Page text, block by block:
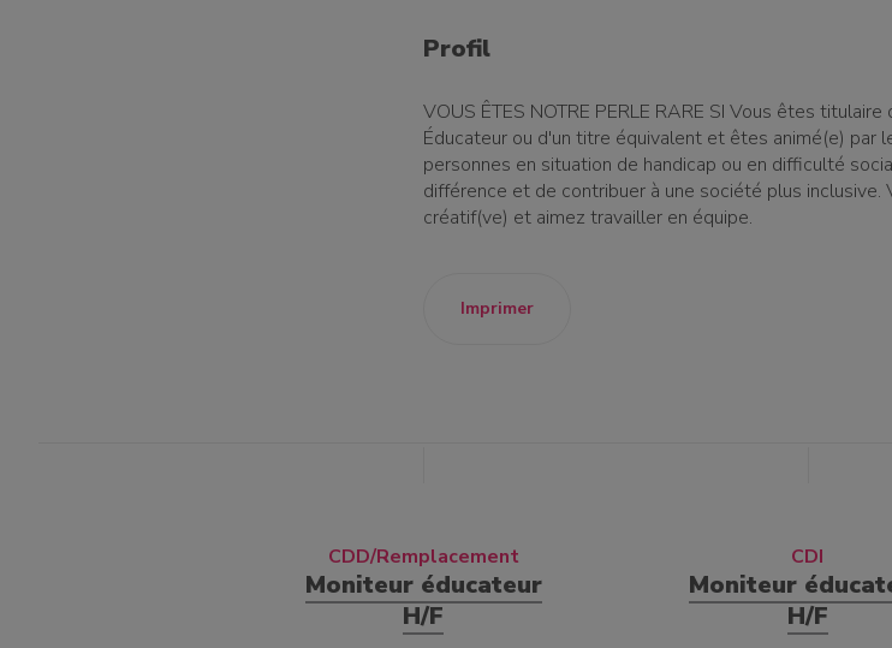
Profil
VOUS ÊTES NOTRE PERLE RARE SI Vous êtes
Éducateur ou d'un titre équivalent et êtes animé(e) par
personnes en situation de handicap ou en difficulté
différence et de contribuer à une société plus inclusive.
créatif(ve) et aimez travailler en équipe.
Imprimer
CDD/Remplacement
Moniteur éducateur
H/F
CDI
Moniteur
H/F